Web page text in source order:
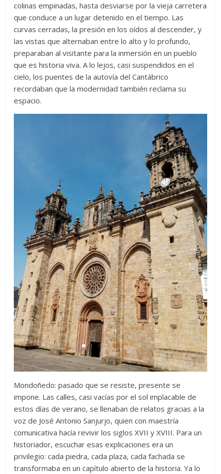
colinas empinadas, hasta desviarse por la vieja carretera
que conduce a un lugar detenido en el tiempo. Las
curvas cerradas, la presión en los oídos al descender, y
las vistas que alternaban entre lo alto y lo profundo,
preparaban al visitante para la inmersión en un pueblo
que es historia viva. A lo lejos, casi suspendidos en el
cielo, los puentes de la autovía del Cantábrico
recordaban que la modernidad también reclama su
espacio.
Mondoñedo: pasado que se resiste, presente se
impone. Las calles, casi vacías por el sol implacable de
estos días de verano, se llenaban de relatos gracias a la
voz de José Antonio Sanjurjo, quien con maestría
comunicativa hacía revivir los siglos XVII y XVIII. Para un
historiador, escuchar esas explicaciones era un
privilegio: cada piedra, cada plaza, cada fachada se
transformaba en un capítulo abierto de la historia. Ya lo